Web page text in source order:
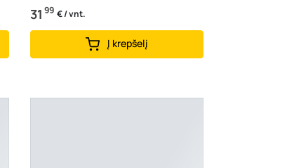
baterija DC 3V (...
31 99 € / vnt.
Į krepšelį